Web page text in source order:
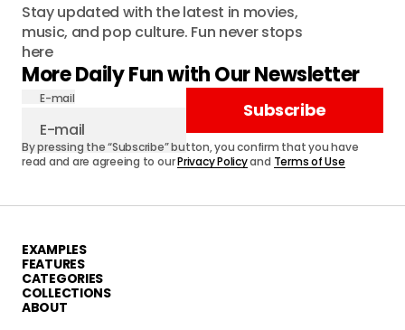
Stay updated with the latest in movies,
music, and pop culture. Fun never stops
here
More Daily Fun with Our Newsletter
E-mail
Subscribe
By pressing the “Subscribe” button, you confirm that you have
read and are agreeing to ourPrivacy Policyand Terms of Use
EXAMPLES
FEATURES
CATEGORIES
COLLECTIONS
ABOUT